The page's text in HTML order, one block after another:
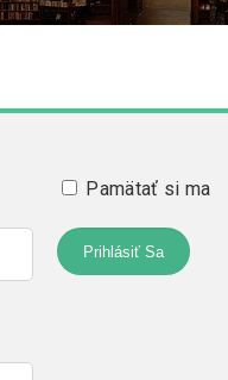
Pamätať si ma